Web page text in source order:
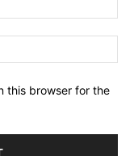
this browser for the